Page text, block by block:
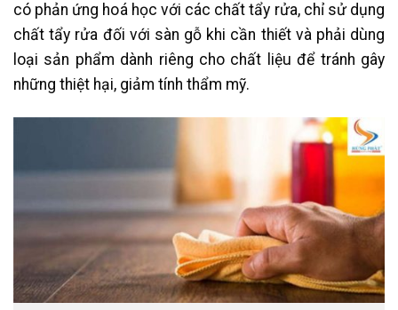
có phản ứng hoá học với các chất tẩy rửa, chỉ sử dụng
chất tẩy rửa đối với sàn gỗ khi cần thiết và phải dùng
loại sản phẩm dành riêng cho chất liệu để tránh gây
những thiệt hại, giảm tính thẩm mỹ.